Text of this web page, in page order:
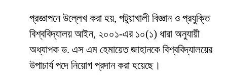
প্রজ্ঞাপনে উল্লেখ করা হয়, পটুয়াখালী বিজ্ঞান ও প্রযুক্তি
বিশ্ববিদ্যালয় আইন, ২০০১-এর ১০(১) ধারা অনুযায়ী
অধ্যাপক ড. এস এম হেমায়েত জাহানকে বিশ্ববিদ্যালয়ের
উপাচার্য পদে নিয়োগ প্রদান করা হয়েছে।